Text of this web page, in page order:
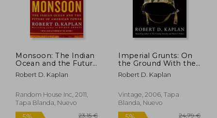
5% 5%
Monsoon: The Indian
Ocean and the Future
of American Power
(en Inglés)
Robert D. Kaplan
Random House Inc, 2011,
Tapa Blanda, Nuevo
Imperial Grunts: On
the Ground With the
American Military,
From Mongolia to
Iraq and Beyond
(Vintage Departures)
Robert D. Kaplan
Vintage, 2006, Tapa
Blanda, Nuevo